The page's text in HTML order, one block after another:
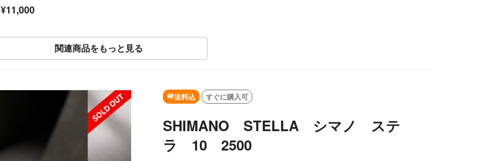
¥11,000
関連商品をもっと見る
SOLD OUT
送料込 すぐに購入可
SHIMANO STELLA シマノ ステ
ラ 10 2500